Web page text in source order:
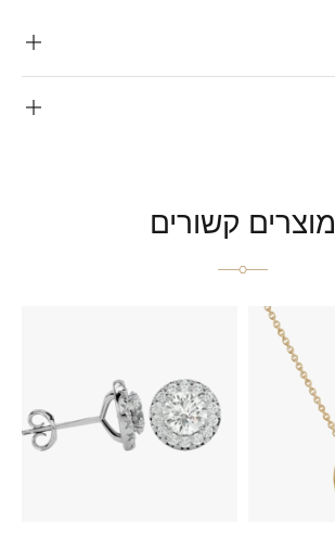
מוצרים קשורים